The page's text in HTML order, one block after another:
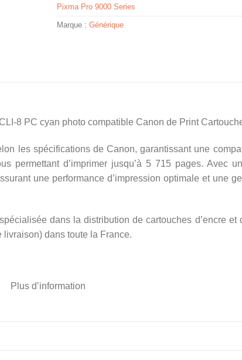
Pixma Pro 9000 Series
Marque : Générique
8 PC cyan photo compatible Canon de Print
les spécifications de Canon, garantissant une
permettant d’imprimer jusqu’à 5 715 pages. Avec
une performance d’impression optimale et une
dans la distribution de cartouches d’encre et
dans toute la France.
Plus d’information